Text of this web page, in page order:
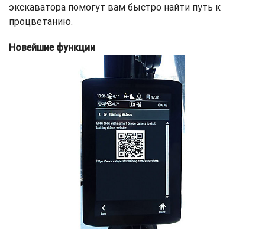
экскаватора помогут вам быстро найти путь к
процветанию.
Новейшие функции